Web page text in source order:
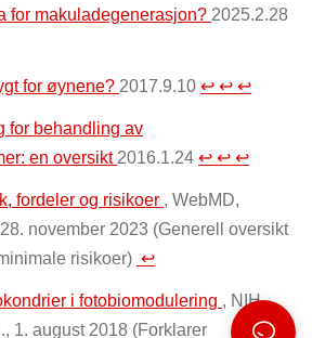
for makuladegenerasjon? 2025.2.28
for øynene? 2017.9.10 ↩ ↩ ↩
for behandling av
en oversikt 2016.1.24 ↩ ↩ ↩
fordeler og risikoer , WebMD,
november 2023 (Generell oversikt
risikoer) ↩
i fotobiomodulering , NIH,
1. august 2018 (Forklarer